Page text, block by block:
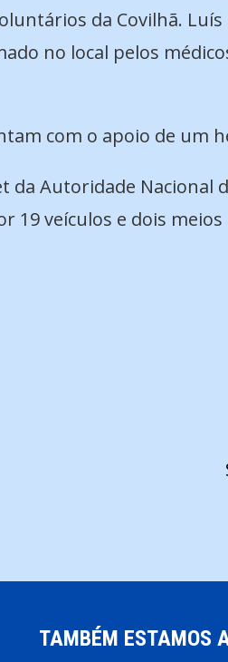
da Covilhã.
no local pelos
com o apoio de um
Autoridade Nacional
19 veículos e dois meios
TAMBÉM ESTAMOS